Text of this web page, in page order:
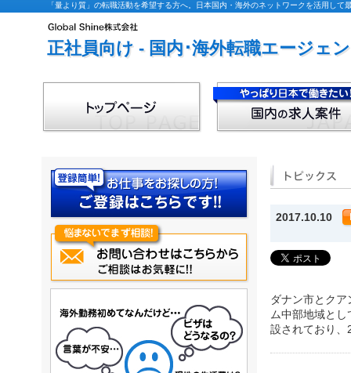
「量より質」の転職活動を希望する方へ。日本国内・海外のネットワークを活用し
正社員向け - 国内･海外転職エージェ
2017.10.10
ダナン市とク
ム中部地域と
設されており、